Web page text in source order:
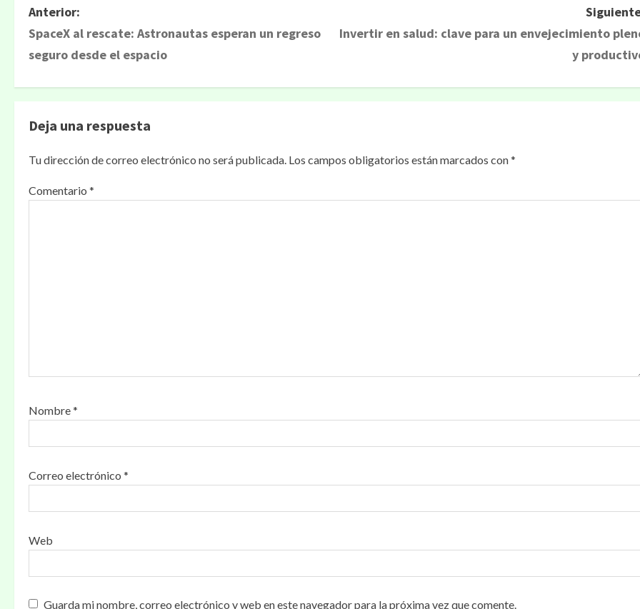
N
a
v
e
g
c
i
t
r
a
s
Anterior:
SpaceX al rescate: Astronautas esperan un regreso
seguro desde el espacio
Invertir en salud: clave para un envejecimiento
y
Deja una respuesta
Tu dirección de correo electrónico no será publicada. Los campos obligatorios están marcados con*
Comentario *
Nombre*
Correo electrónico *
Web
Guarda mi nombre, correo electrónico y web en este navegador para la próxima vez que comente.